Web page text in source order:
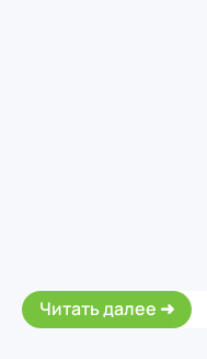
Читать далее